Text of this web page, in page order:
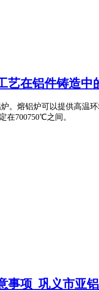
艺在铝件铸造中
。熔铝炉可以提供高
在700750℃之间。
事项_巩义市亚